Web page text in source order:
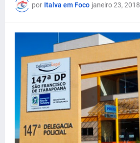
por Italva em Foco janeiro 23, 2018